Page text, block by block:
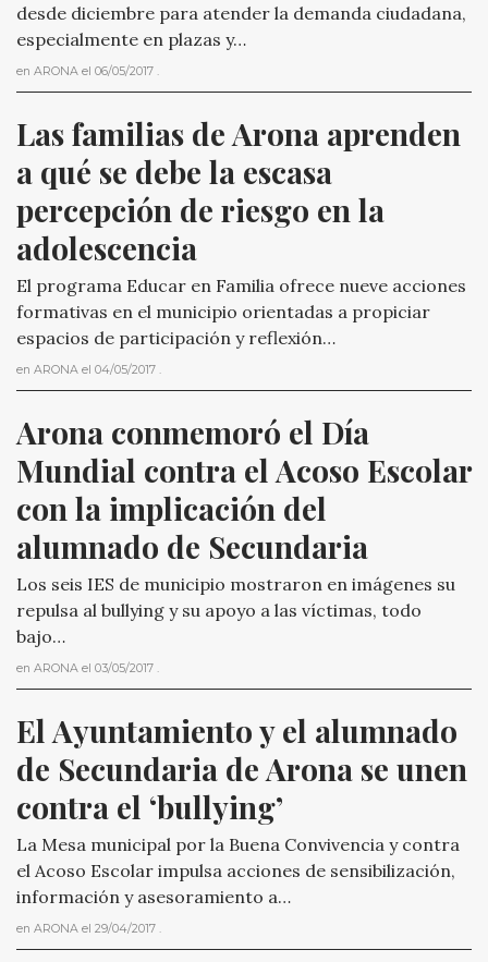
desde diciembre para atender la demanda ciudadana,
especialmente en plazas y…
en ARONA el 06/05/2017 .
Las familias de Arona aprenden
a qué se debe la escasa
percepción de riesgo en la
adolescencia
El programa Educar en Familia ofrece nueve acciones
formativas en el municipio orientadas a propiciar
espacios de participación y reflexión…
en ARONA el 04/05/2017 .
Arona conmemoró el Día
Mundial contra el Acoso Escolar
con la implicación del
alumnado de Secundaria
Los seis IES de municipio mostraron en imágenes su
repulsa al bullying y su apoyo a las víctimas, todo
bajo…
en ARONA el 03/05/2017 .
El Ayuntamiento y el alumnado
de Secundaria de Arona se unen
contra el ‘bullying’
La Mesa municipal por la Buena Convivencia y contra
el Acoso Escolar impulsa acciones de sensibilización,
información y asesoramiento a…
en ARONA el 29/04/2017 .